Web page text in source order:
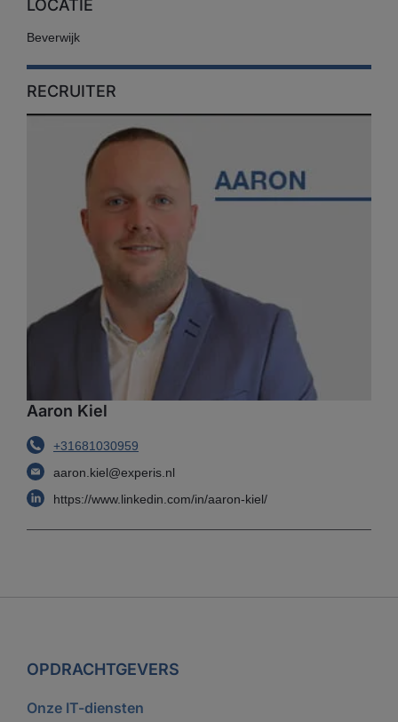
LOCATIE
Beverwijk
RECRUITER
Aaron Kiel
+31681030959
aaron.kiel@experis.nl
https://www.linkedin.com/in/aaron-kiel/
OPDRACHTGEVERS
Onze IT-diensten